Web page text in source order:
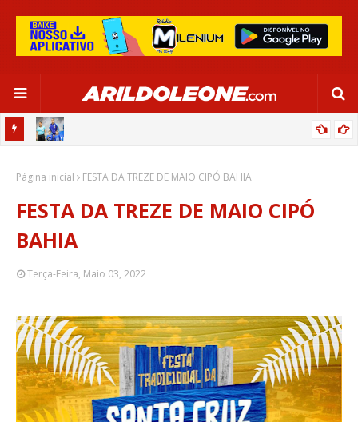
SALVADOR
Página inicial FESTA DA TREZE DE MAIO CIPÓ BAHIA
FESTA DA TREZE DE MAIO CIPÓ
BAHIA
Terça-Feira, Maio 03, 2022